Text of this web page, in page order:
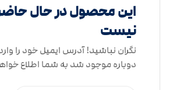
این محصول در حال
نیست
نگران نباشید! آدرس ایمیل خود را
دوباره موجود شد به شما اطلاع